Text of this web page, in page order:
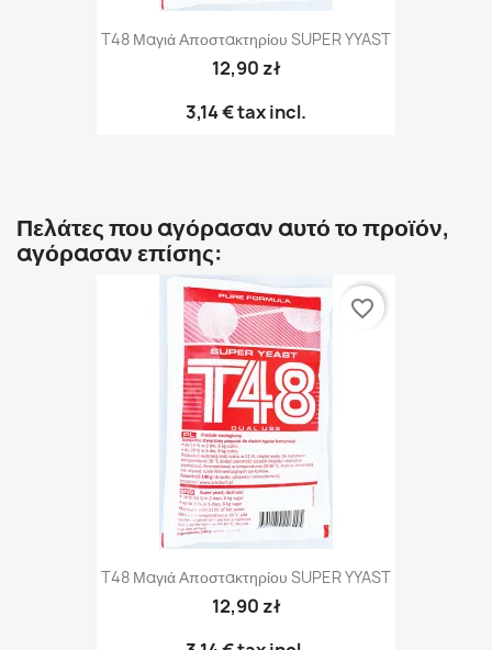
T48 Μαγιά Αποστακτηρίου SUPER YYAST
12,90 zł
3,14 €tax incl.
Πελάτες που αγόρασαν αυτό το προϊόν,
αγόρασαν επίσης:
T48 Μαγιά Αποστακτηρίου SUPER YYAST
12,90 zł
favorite_border